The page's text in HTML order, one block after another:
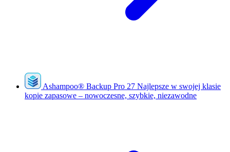
Ashampoo® Backup Pro 27 Najlepsze w swojej klasie
kopie zapasowe – nowoczesne, szybkie, niezawodne